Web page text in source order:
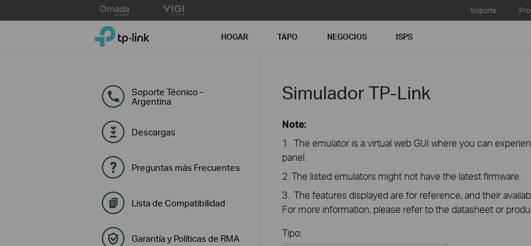
to
Soporte
TP-Link, Reliably Smart HOGAR TAPO NEGOCIOS ISPS
Soporte Técnico -
Argentina
Descargas
Preguntas más Frecuentes
Lista de Compatibilidad
Garantía y Políticas de RMA
Simulador TP-Link
Note:
1. The emulator is a virtual web GUI where you can
panel.
2. The listed emulators might not have the latest firmware.
3. The features displayed are for reference, and their
For more information, please refer to the datasheet or
Tipo: